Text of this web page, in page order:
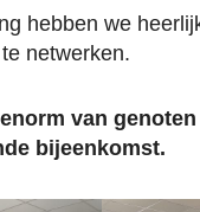
hebben we
netwerken.
van
bijeenkomst.